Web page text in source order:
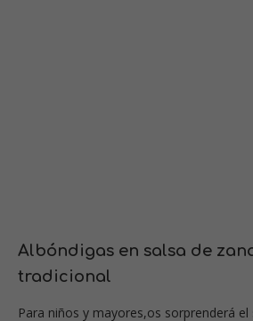
Albóndigas en salsa de
tradicional
Para niños y mayores,os sorprenderá